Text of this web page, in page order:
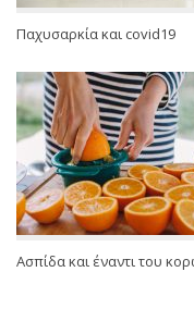
Παχυσαρκία και covid19
Ασπίδα και έναντι του